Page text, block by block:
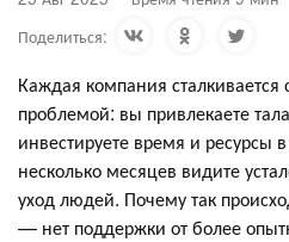
Поделиться:
Каждая компания
проблемой: вы привлекаете
инвестируете время и ресурсы
несколько месяцев видите
уход людей. Почему так
— нет поддержки от более